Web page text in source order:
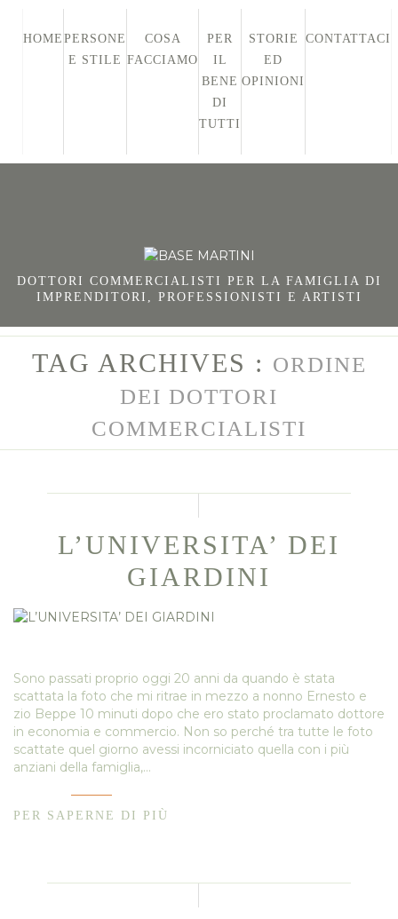
HOME PERSONE
E STILE
COSA
FACCIAMO
PER
IL
BENE
DI
TUTTI
STORIE
ED
OPINIONI
CONTATTACI
DOTTORI COMMERCIALISTI PER LA FAMIGLIA DI
IMPRENDITORI, PROFESSIONISTI E ARTISTI
TAG ARCHIVES : ORDINE
DEI DOTTORI
COMMERCIALISTI
L’UNIVERSITA’ DEI
GIARDINI
Sono passati proprio oggi 20 anni da quando è stata
scattata la foto che mi ritrae in mezzo a nonno Ernesto e
zio Beppe 10 minuti dopo che ero stato proclamato dottore
in economia e commercio. Non so perché tra tutte le foto
scattate quel giorno avessi incorniciato quella con i più
anziani della famiglia,…
PER SAPERNE DI PIÙ